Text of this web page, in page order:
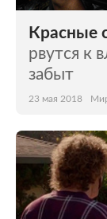
Красные
рвутся к
забыт
23 мая 2018